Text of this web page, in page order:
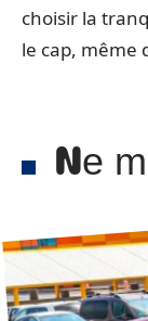
choisir la
le cap, même
Ne